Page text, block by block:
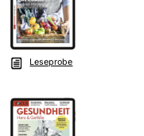
Leseprobe